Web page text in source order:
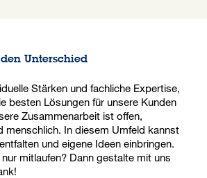
Unterschied
Stärken und fachliche Expertise,
besten Lösungen für unsere Kunden
Zusammenarbeit ist offen,
menschlich. In diesem Umfeld kannst
und eigene Ideen einbringen.
mitlaufen? Dann gestalte mit uns